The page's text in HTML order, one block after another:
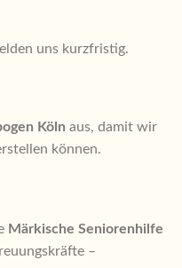
uns kurzfristig.
Köln aus, damit wir
können.
Märkische Seniorenhilfe
–